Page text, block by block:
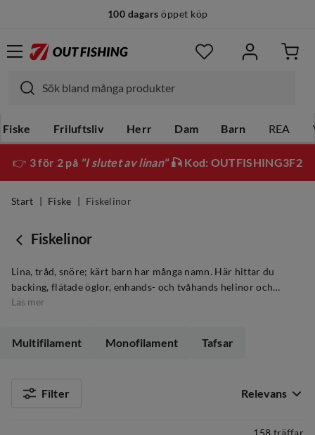
100 dagars öppet köp
Fiske Friluftsliv Herr Dam Barn REA
👉 3 för 2 på "I slutet av linan"🎣 Kod: OUTFISHING3F2
Start Fiske Fiskelinor
Fiskelinor
Lina, tråd, snöre; kärt barn har många namn. Här hittar du
backing, flätade öglor, enhands- och tvåhands helinor och
skjutklumpar, tafsar, skjutlinor, switchlinor och både multi- och
Läs mer
Multifilament Monofilament Tafsar
Filter Relevans